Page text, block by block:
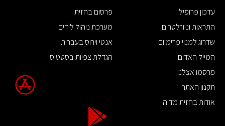
עדכון פרופיל
התראות וניוזלטרים
שדרוג למנוי פרימיום
המייל האדום
פרסמו אצלנו
תקנון האתר
אודות בחזית מדיה
פרסום בחזית
מערכת ניהול לידים
אנטי וירוס בעברית
הגדלת צפיות בסטטוס